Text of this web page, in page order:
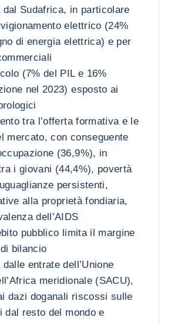
dal Sudafrica, in particolare
elettrico (24%
di energia elettrica) e per
(7% del PIL e 16%
nel 2023) esposto ai
tra l’offerta formativa e le
mercato, con conseguente
(36,9%), in
i giovani (44,4%), povertà
persistenti,
alla proprietà fondiaria,
dell’AIDS
pubblico limita il margine
bilancio
dalle entrate dell’Unione
meridionale (SACU),
dazi doganali riscossi sulle
dal resto del mondo e